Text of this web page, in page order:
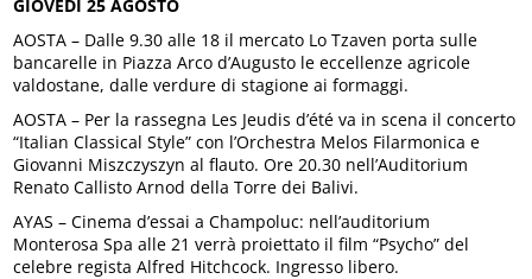
GIOVEDÌ 25 AGOSTO
AOSTA – Dalle 9.30 alle 18 il mercato Lo Tzaven porta sulle
bancarelle in Piazza Arco d’Augusto le eccellenze agricole
valdostane, dalle verdure di stagione ai formaggi.
AOSTA – Per la rassegna Les Jeudis d’été va in scena il concerto
“Italian Classical Style” con l’Orchestra Melos Filarmonica e
Giovanni Miszczyszyn al flauto. Ore 20.30 nell’Auditorium
Renato Callisto Arnod della Torre dei Balivi.
AYAS – Cinema d’essai a Champoluc: nell’auditorium
Monterosa Spa alle 21 verrà proiettato il film “Psycho” del
celebre regista Alfred Hitchcock. Ingresso libero.